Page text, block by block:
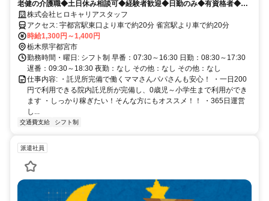
老健の介護職◆土日休み相談可◆経験者歓迎◆日勤のみ◆有資格者◆即
勤務可◆宇都宮市
株式会社ヒロキャリアスタッフ
アクセス: 宇都宮駅東口より車で約20分 雀宮駅より車で約20分
時給1,300円～1,400円
栃木県宇都宮市
勤務時間・曜日: シフト制 早番：07:30～16:30 日勤：08:30～17:30
遅番：09:30～18:30 夜勤：なし その他：なし その他：なし
仕事内容: ・託児所完備で働くママさんパパさんも安心！ ・一日200
円で利用できる院内託児所が完備し、0歳児～小学生まで利用ができ
ます ・しっかり稼ぎたい！そんな方にもオススメ！！ ・365日運営
し...
交通費支給 シフト制
派遣社員